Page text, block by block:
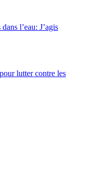
l’eau: J’agis
lutter contre les